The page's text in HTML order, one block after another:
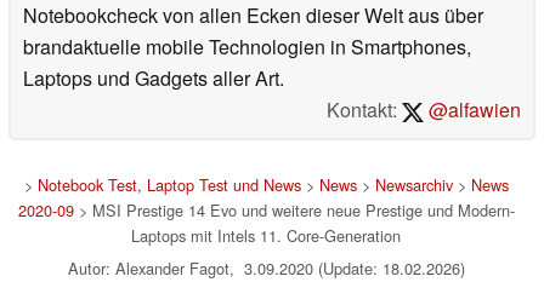
Notebookcheck von allen Ecken dieser Welt aus über
brandaktuelle mobile Technologien in Smartphones,
Laptops und Gadgets aller Art.
Kontakt:
@alfawien
> Notebook Test, Laptop Test und News> News> Newsarchiv> News
2020-09> MSI Prestige 14 Evo und weitere neue Prestige und Modern-
Laptops mit Intels 11. Core-Generation
Autor: Alexander Fagot, 3.09.2020 (Update: 18.02.2026)